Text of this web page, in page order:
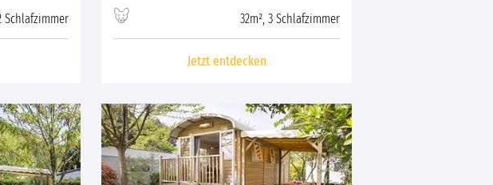
Schlafzimmer 32m², 3 Schlafzimmer
Jetzt entdecken